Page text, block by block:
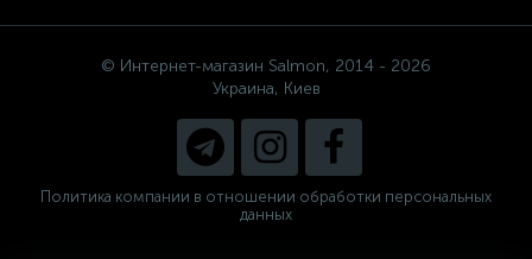
© Интернет-магазин Salmon, 2014 - 2026
Украина, Киев
Политика компании в отношении обработки персональных
данных